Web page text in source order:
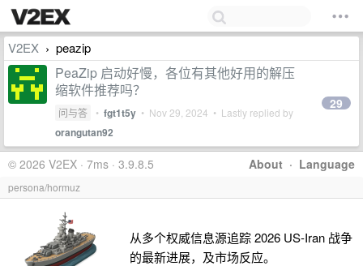
V2EX › peazip
PeaZip 启动好慢，各位有其他好用的解压
缩软件推荐吗？
问与答 • fgt1t5y • Nov 29, 2024 • Lastly replied by
orangutan92
29
About · Language
© 2026 V2EX · 7ms · 3.9.8.5
persona/hormuz
从多个权威信息源追踪 2026 US-Iran 战争
的最新进展，及市场反应。